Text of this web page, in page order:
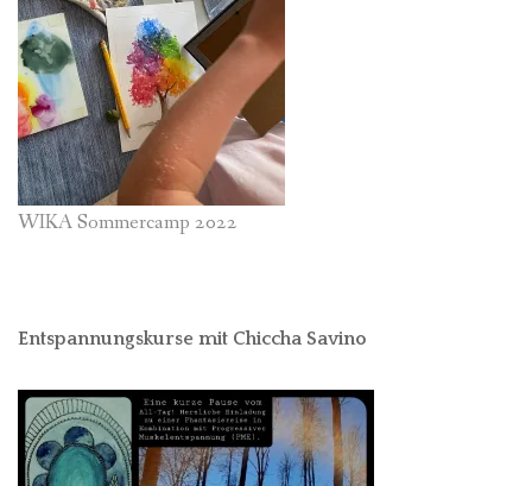
WIKA Sommercamp 2022
Entspannungskurse mit Chiccha Savino